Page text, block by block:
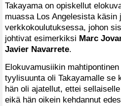
Takayama on opiskellut
muassa Los Angelesista
verkkokoulutuksessa, johon
johtivat esimerkiksi Marc
Javier Navarrete.
Elokuvamusiikin
tyylisuunta oli Takayamalle se
hän oli ajatellut, ettei
eikä hän oikein kehdannut